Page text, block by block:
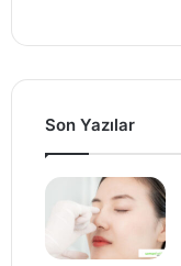
Son Yazılar